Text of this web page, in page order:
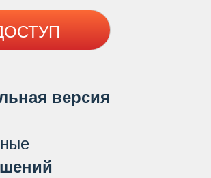
версия